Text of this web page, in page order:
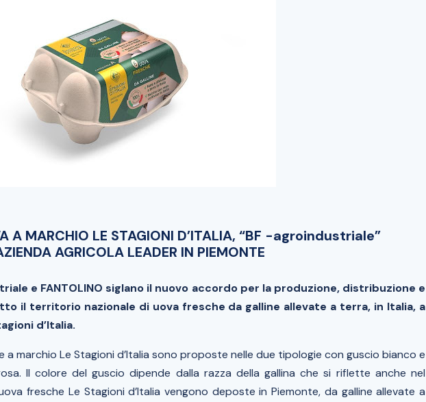
A MARCHIO LE STAGIONI D’ITALIA, “BF -agroindustriale”
AGRICOLA LEADER IN PIEMONTE
e FANTOLINO siglano il nuovo accordo per la produzione, distribuzione e
il territorio nazionale di uova fresche da galline allevate a terra, in Italia, a
d’Italia.
a marchio Le Stagioni d’Italia sono proposte nelle due tipologie con guscio bianco e
Il colore del guscio dipende dalla razza della gallina che si riflette anche nel
fresche Le Stagioni d’Italia vengono deposte in Piemonte, da galline allevate a